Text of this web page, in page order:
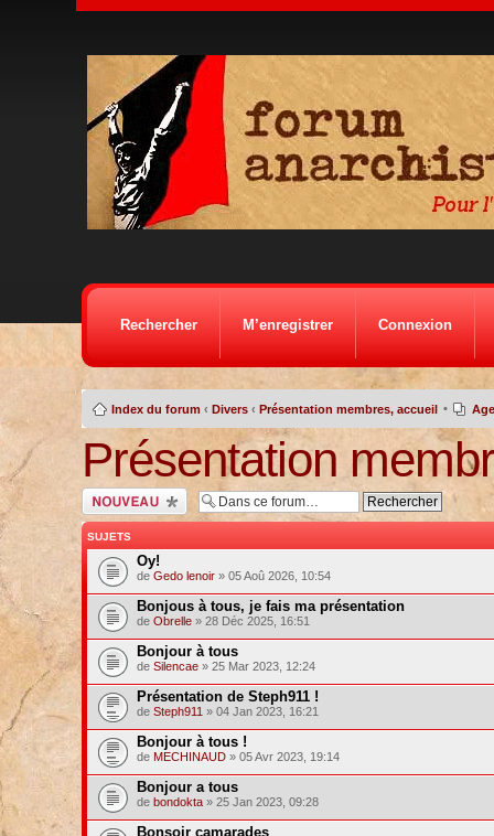
Rechercher M’enregistrer Connexion
Index du forum ‹ Divers ‹ Présentation membres, accueil •
Présentation
Ecrire un nouveau
sujet
SUJETS
Oy!
de Gedo lenoir» 05 Aoû 2026, 10:54
Bonjous à tous, je fais ma présentation
de Obrelle» 28 Déc 2025, 16:51
Bonjour à tous
de Silencae» 25 Mar 2023, 12:24
Présentation de Steph911 !
de Steph911 » 04 Jan 2023, 16:21
Bonjour à tous !
de MECHINAUD» 05 Avr 2023, 19:14
Bonjour a tous
de bondokta» 25 Jan 2023, 09:28
Bonsoir camarades